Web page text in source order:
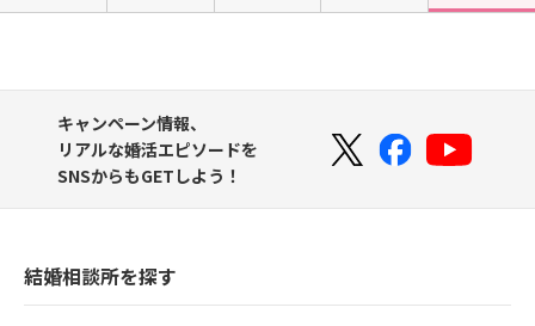
キャンペーン情報、
リアルな婚活エピソードを
SNSからもGETしよう！
結婚相談所を探す